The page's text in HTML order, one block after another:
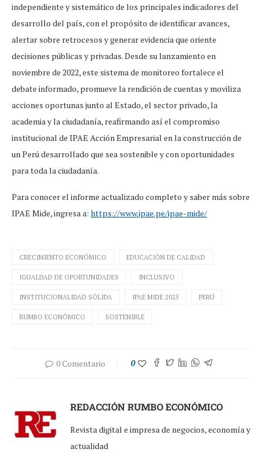
independiente y sistemático de los principales indicadores del
desarrollo del país, con el propósito de identificar avances,
alertar sobre retrocesos y generar evidencia que oriente
decisiones públicas y privadas. Desde su lanzamiento en
noviembre de 2022, este sistema de monitoreo fortalece el
debate informado, promueve la rendición de cuentas y moviliza
acciones oportunas junto al Estado, el sector privado, la
academia y la ciudadanía, reafirmando así el compromiso
institucional de IPAE Acción Empresarial en la construcción de
un Perú desarrollado que sea sostenible y con oportunidades
para toda la ciudadanía.
Para conocer el informe actualizado completo y saber más sobre
IPAE Mide, ingresa a: https://www.ipae.pe/ipae-mide/
CRECIMIENTO ECONÓMICO EDUCACIÓN DE CALIDAD
IGUALDAD DE OPORTUNIDADES INCLUSIVO
INSTITUCIONALIDAD SÓLIDA IPAE MIDE 2025 PERÚ
RUMBO ECONÓMICO SOSTENIBLE
0 Comentario 0
REDACCIÓN RUMBO ECONÓMICO
Revista digital e impresa de negocios, economía y
actualidad